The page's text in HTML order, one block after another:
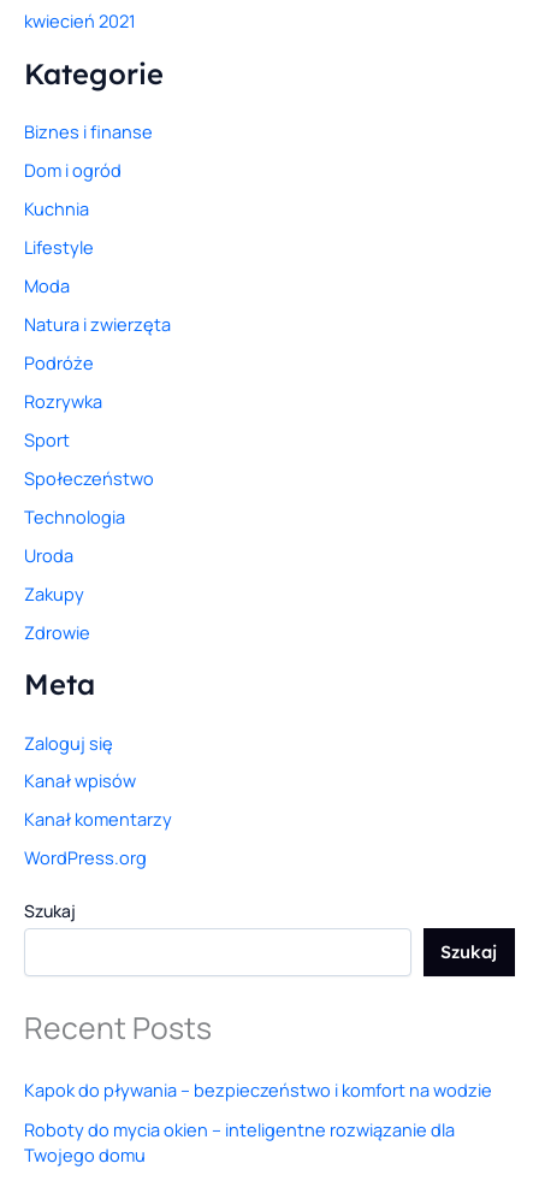
kwiecień 2021
Kategorie
Biznes i finanse
Dom i ogród
Kuchnia
Lifestyle
Moda
Natura i zwierzęta
Podróże
Rozrywka
Sport
Społeczeństwo
Technologia
Uroda
Zakupy
Zdrowie
Meta
Zaloguj się
Kanał wpisów
Kanał komentarzy
WordPress.org
Szukaj
Szukaj
Recent Posts
Kapok do pływania – bezpieczeństwo i komfort na wodzie
Roboty do mycia okien – inteligentne rozwiązanie dla
Twojego domu